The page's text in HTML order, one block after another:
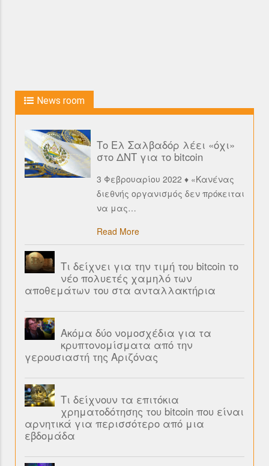
News room
Το Ελ Σαλβαδόρ λέει «όχι»
στο ΔΝΤ για το bitcoin
3 Φεβρουαρίου 2022 ♦ «Κανένας
διεθνής οργανισμός δεν πρόκειται
να μας…
Read More
Τι δείχνει για την τιμή του bitcoin το
νέο πολυετές χαμηλό των
αποθεμάτων του στα ανταλλακτήρια
Ακόμα δύο νομοσχέδια για τα
κρυπτονομίσματα από την
γερουσιαστή της Αριζόνας
Τι δείχνουν τα επιτόκια
χρηματοδότησης του bitcoin που είναι
αρνητικά για περισσότερο από μια
εβδομάδα